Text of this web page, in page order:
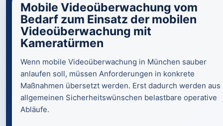
Mobile Videoüberwachung vom
Bedarf zum Einsatz der mobilen
Videoüberwachung mit
Kameratürmen
Wenn mobile Videoüberwachung in München sauber
anlaufen soll, müssen Anforderungen in konkrete
Maßnahmen übersetzt werden. Erst dadurch werden aus
allgemeinen Sicherheitswünschen belastbare operative
Abläufe.